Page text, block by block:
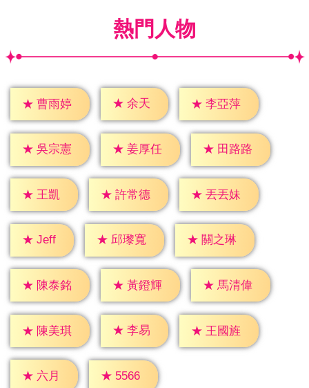
熱門人物
★ 曹雨婷 ★ 余天 ★ 李亞萍
★ 吳宗憲 ★ 姜厚任 ★ 田路路
★ 王凱 ★ 許常德 ★ 丟丟妹
★ Jeff ★ 邱瓈寬 ★ 關之琳
★ 陳泰銘 ★ 黃鐙輝 ★ 馬清偉
★ 陳美琪 ★ 李易 ★ 王國旌
★ 六月 ★ 5566